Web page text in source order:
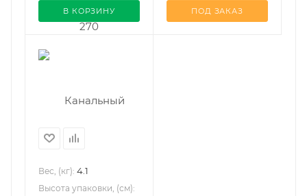
В КОРЗИНУ ПОД ЗАКАЗ
Вес, (кг): 4.1
Высота упаковки, (см):